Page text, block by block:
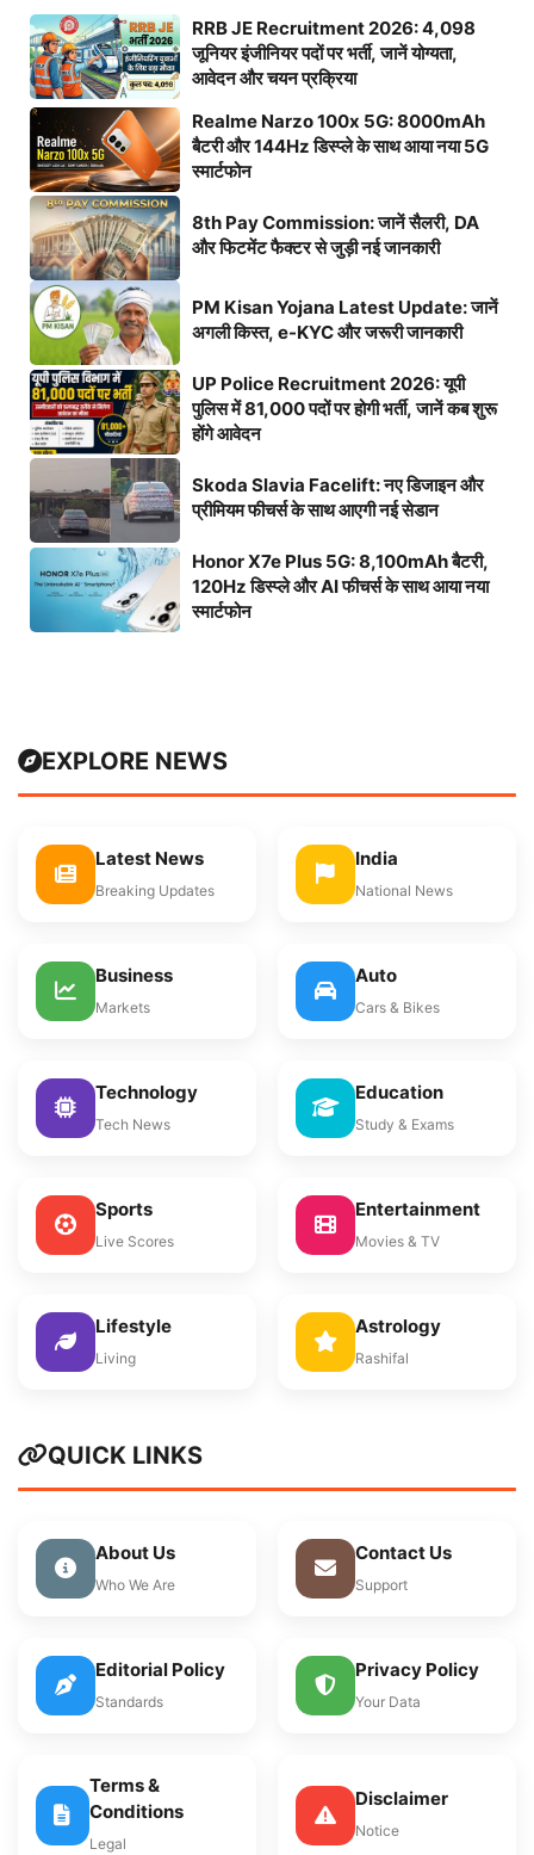
RRB JE Recruitment 2026: 4,098
जूनियर इंजीनियर पदों पर भर्ती, जानें योग्यता,
आवेदन और चयन प्रक्रिया
Realme Narzo 100x 5G: 8000mAh
बैटरी और 144Hz डिस्प्ले के साथ आया नया 5G
स्मार्टफोन
8th Pay Commission: जानें सैलरी, DA
और फिटमेंट फैक्टर से जुड़ी नई जानकारी
PM Kisan Yojana Latest Update: जानें
अगली किस्त, e-KYC और जरूरी जानकारी
UP Police Recruitment 2026: यूपी
पुलिस में 81,000 पदों पर होगी भर्ती, जानें कब शुरू
होंगे आवेदन
Skoda Slavia Facelift: नए डिजाइन और
प्रीमियम फीचर्स के साथ आएगी नई सेडान
Honor X7e Plus 5G: 8,100mAh बैटरी,
120Hz डिस्प्ले और AI फीचर्स के साथ आया नया
स्मार्टफोन
EXPLORE NEWS
Latest News
Breaking Updates
India
National News
Business
Markets
Auto
Cars & Bikes
Technology
Tech News
Education
Study & Exams
Sports
Live Scores
Entertainment
Movies & TV
Lifestyle
Living
Astrology
Rashifal
QUICK LINKS
About Us
Who We Are
Contact Us
Support
Editorial Policy
Standards
Privacy Policy
Your Data
Terms &
Conditions
Legal
Disclaimer
Notice